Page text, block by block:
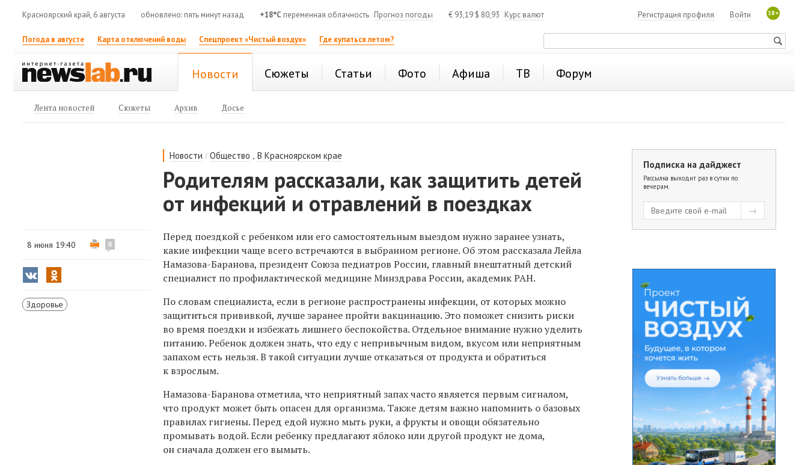
Красноярский край, 6 августа обновлено: пять минут назад +18°C переменная облачность Прогноз погоды € 93,19 $ 80,93 Курс валют 18+
Войти
Регистрация профиля
Погода в августе Карта отключений воды Спецпроект «Чистый воздух» Где купаться летом?
Новости Сюжеты Статьи Фото Афиша ТВ Форум
Лента новостей Сюжеты Архив Досье
Новости /Общество ,В Красноярском крае
Родителям рассказали, как защитить детей
от инфекций и отравлений в поездках
8 июня 19:40 0
Здоровье
Перед поездкой с ребенком или его самостоятельным выездом нужно заранее узнать,
какие инфекции чаще всего встречаются в выбранном регионе. Об этом рассказала Лейла
Намазова-Баранова, президент Союза педиатров России, главный внештатный детский
специалист по профилактической медицине Минздрава России, академик РАН.
По словам специалиста, если в регионе распространены инфекции, от которых можно
защититься прививкой, лучше заранее пройти вакцинацию. Это поможет снизить риски
во время поездки и избежать лишнего беспокойства. Отдельное внимание нужно уделить
питанию. Ребенок должен знать, что еду с непривычным видом, вкусом или неприятным
запахом есть нельзя. В такой ситуации лучше отказаться от продукта и обратиться
к взрослым.
Намазова-Баранова отметила, что неприятный запах часто является первым сигналом,
что продукт может быть опасен для организма. Также детям важно напомнить о базовых
правилах гигиены. Перед едой нужно мыть руки, а фрукты и овощи обязательно
промывать водой. Если ребенку предлагают яблоко или другой продукт не дома,
он сначала должен его вымыть.
Подписка на дайджест
Рассылка выходит раз в сутки по
вечерам.